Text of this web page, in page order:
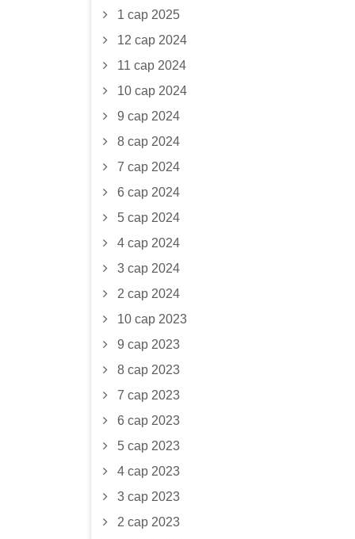
1 сар 2025
12 сар 2024
11 сар 2024
10 сар 2024
9 сар 2024
8 сар 2024
7 сар 2024
6 сар 2024
5 сар 2024
4 сар 2024
3 сар 2024
2 сар 2024
10 сар 2023
9 сар 2023
8 сар 2023
7 сар 2023
6 сар 2023
5 сар 2023
4 сар 2023
3 сар 2023
2 сар 2023